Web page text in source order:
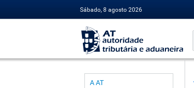
Sábado, 8 agosto 2026
A AT